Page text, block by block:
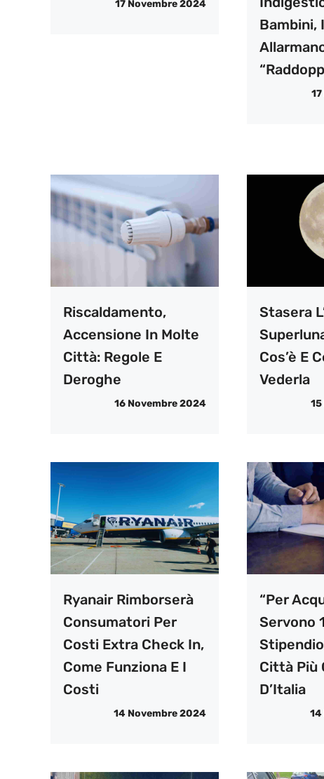
17 Novembre 2024
Bambini,
Riscaldamento,
Accensione In Molte
Città: Regole E
Deroghe
16 Novembre 2024
Stasera
Cos’è E
Vederla
Ryanair Rimborserà
Consumatori Per
Costi Extra Check In,
Come Funziona E I
Costi
14 Novembre 2024
“Per
Servono
Città Più
D’Italia